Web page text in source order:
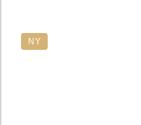
NY